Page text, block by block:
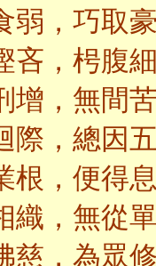
弱，巧取
吝，枵腹
增，無間
際，總因
根，便得
織，無從
慈，為眾